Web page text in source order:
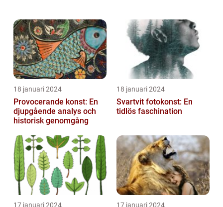
18 januari 2024
Provocerande konst: En
djupgående analys och
historisk genomgång
18 januari 2024
Svartvit fotokonst: En
tidlös faschination
17 januari 2024 17 januari 2024